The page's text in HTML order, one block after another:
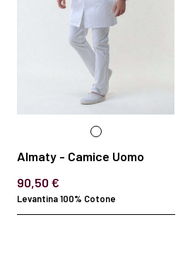
Almaty - Camice Uomo
90,50 €
Levantina 100% Cotone